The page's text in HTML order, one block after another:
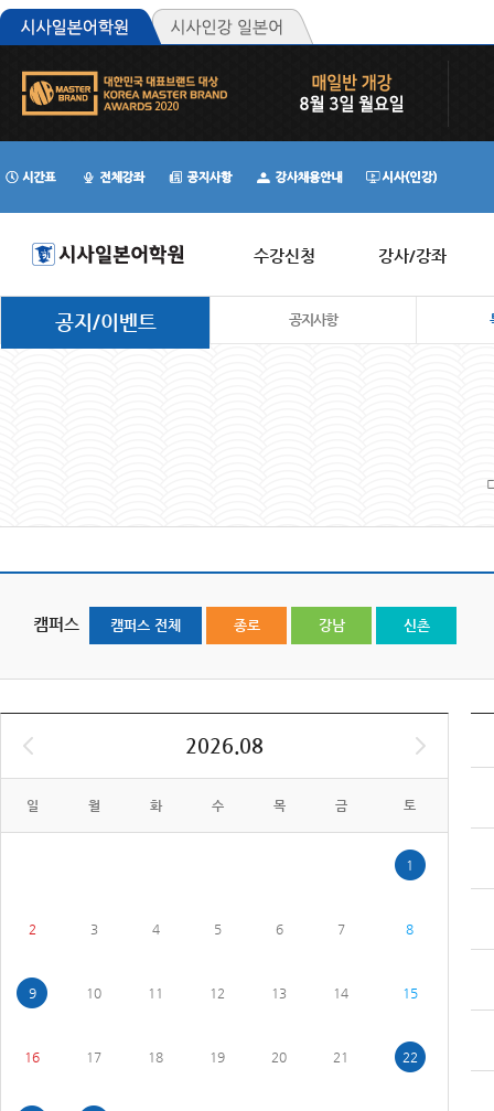
수강신청 강사/강좌
공지/이벤트 공지사항
캠퍼스 캠퍼스 전체 종로 강남 신촌
2026.08
일 월 화 수 목 금 토
1
2 3 4 5 6 7 8
9 10 11 12 13 14 15
16 17 18 19 20 21 22